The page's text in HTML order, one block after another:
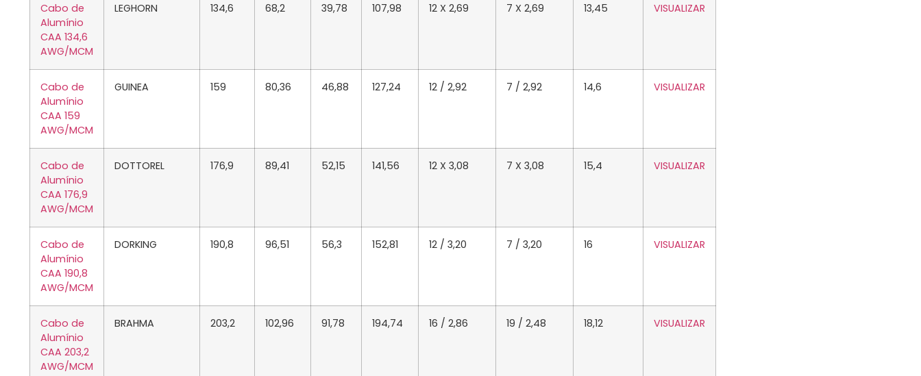
Cabo de
Alumínio
CAA 134,6
AWG/MCM
LEGHORN 134,6 68,2 39,78 107,98 12 X 2,69 7 X 2,69 13,45 VISUALIZAR
Cabo de
Alumínio
CAA 159
AWG/MCM
GUINEA 159 80,36 46,88 127,24 12 / 2,92 7 / 2,92 14,6 VISUALIZAR
Cabo de
Alumínio
CAA 176,9
AWG/MCM
DOTTOREL 176,9 89,41 52,15 141,56 12 X 3,08 7 X 3,08 15,4 VISUALIZAR
Cabo de
Alumínio
CAA 190,8
AWG/MCM
DORKING 190,8 96,51 56,3 152,81 12 / 3,20 7 / 3,20 16 VISUALIZAR
Cabo de
Alumínio
CAA 203,2
AWG/MCM
BRAHMA 203,2 102,96 91,78 194,74 16 / 2,86 19 / 2,48 18,12 VISUALIZAR